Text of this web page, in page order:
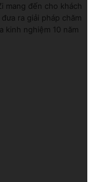
mang đến cho khách
ra giải pháp chăm
kinh nghiệm 10 năm